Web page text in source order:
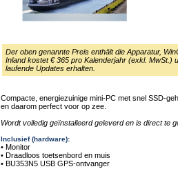
Der oben genannte Preis enthält die Apparatur,
Inland kostet € 365 pro Kalenderjahr (exkl. MwSt.)
laufende Updates erhalten.
Compacte, energiezuinige mini-PC met snel SSD-
en daarom perfect voor op zee.
Wordt volledig geïnstalleerd geleverd en is direct te
Inclusief (hardware):
• Monitor
• Draadloos toetsenbord en muis
• BU353N5 USB GPS-ontvanger